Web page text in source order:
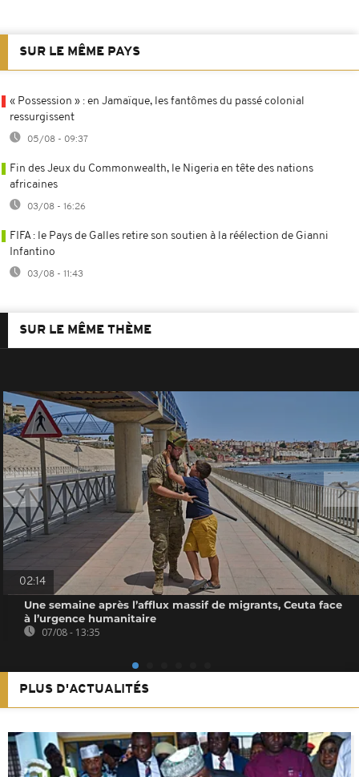
SUR LE MÊME PAYS
« Possession » : en Jamaïque, les fantômes du passé colonial
ressurgissent
05/08 - 09:37
Fin des Jeux du Commonwealth, le Nigeria en tête des nations
africaines
03/08 - 16:26
FIFA : le Pays de Galles retire son soutien à la réélection de Gianni
Infantino
03/08 - 11:43
SUR LE MÊME THÈME
02:14
Une semaine après l’afflux massif de migrants, Ceuta face
à l’urgence humanitaire
07/08 - 13:35
PLUS D'ACTUALITÉS